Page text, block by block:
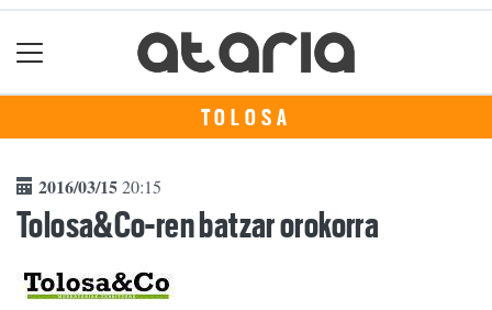
TOLOSA
2016/03/1520:15
Tolosa&Co-ren batzar orokorra